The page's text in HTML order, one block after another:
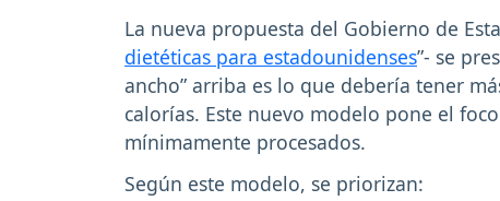
La nueva propuesta del Gobierno de
dietéticas para estadounidenses”- se
ancho” arriba es lo que debería tener
calorías. Este nuevo modelo pone el
mínimamente procesados.
Según este modelo, se priorizan: